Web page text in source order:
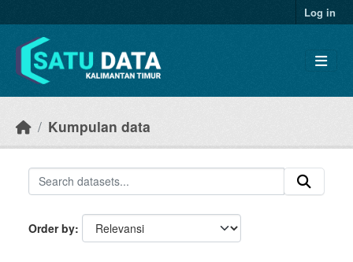
Log in
Kumpulan data
Order by